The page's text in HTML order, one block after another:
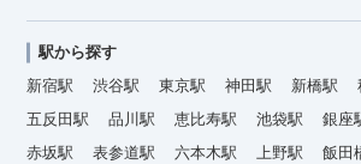
駅から探す
新宿駅
渋谷駅 東京駅 神田駅 新橋駅
五反田駅
品川駅 恵比寿駅 池袋駅 銀座
赤坂駅
表参道駅 六本木駅 上野駅 飯田